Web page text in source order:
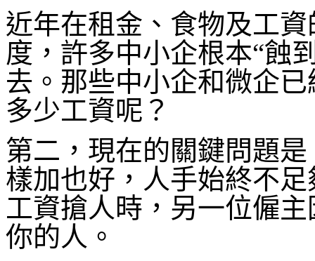
近年在租金、食物及工
度，許多中小企根本“蝕
去。那些中小企和微企
多少工資呢？
第二，現在的關鍵問題
樣加也好，人手始終不
工資搶人時，另一位僱
你的人。